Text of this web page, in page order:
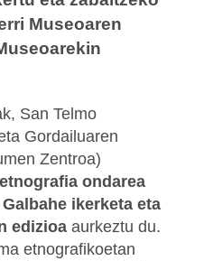
Museoaren
San Telmo
Gordailuaren
Zentroa)
etnografia ondarea
ikerketa eta
edizioa aurkeztu du.
etnografikoetan